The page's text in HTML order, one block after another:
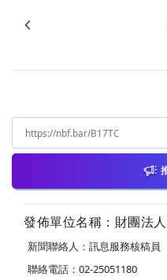
發佈單位名稱：財團法
新聞聯絡人：訊息服務核稿員
聯絡電話：02-25051180